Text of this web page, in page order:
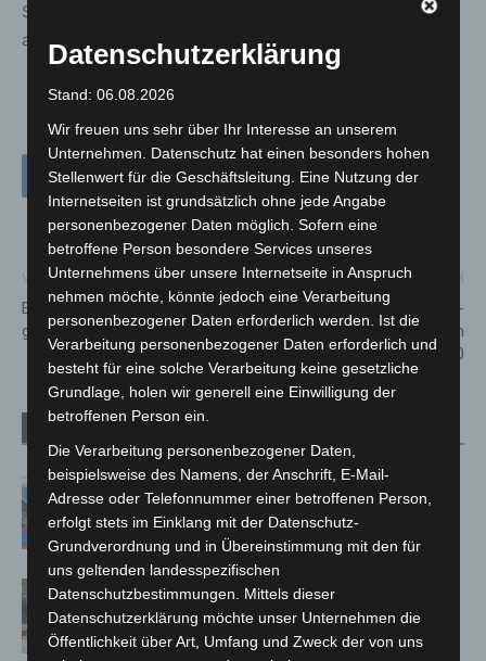
Standort auf dem Gelände der Pferderennbahn
aufgestellt wurde.
Vorheriger Artikel
Endspurt. Polizeiausstellung
geht in die letzte Woche
Nächster Artikel
Update der Corona-
Infektionszahlen vom
24.09.2020
Mann läuft mit Hockeyschläger über
A7 – Polizei sucht Zeugen
Gasleitung bei McDonald’s-Umbau in
Langenhagen beschädigt
Datenschutzerklärung
Stand: 06.08.2026
Wir freuen uns sehr über Ihr Interesse an unserem
Unternehmen. Datenschutz hat einen besonders hohen
Stellenwert für die Geschäftsleitung. Eine Nutzung der
Internetseiten ist grundsätzlich ohne jede Angabe
personenbezogener Daten möglich. Sofern eine
betroffene Person besondere Services unseres
Unternehmens über unsere Internetseite in Anspruch
nehmen möchte, könnte jedoch eine Verarbeitung
personenbezogener Daten erforderlich werden. Ist die
Verarbeitung personenbezogener Daten erforderlich und
besteht für eine solche Verarbeitung keine gesetzliche
Grundlage, holen wir generell eine Einwilligung der
betroffenen Person ein.
Die Verarbeitung personenbezogener Daten,
beispielsweise des Namens, der Anschrift, E-Mail-
Adresse oder Telefonnummer einer betroffenen Person,
erfolgt stets im Einklang mit der Datenschutz-
Grundverordnung und in Übereinstimmung mit den für
uns geltenden landesspezifischen
Datenschutzbestimmungen. Mittels dieser
Datenschutzerklärung möchte unser Unternehmen die
Öffentlichkeit über Art, Umfang und Zweck der von uns